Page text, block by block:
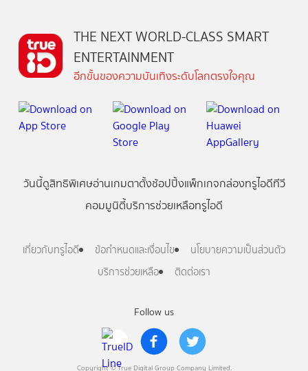
Follow us
Copyright © True Digital Group Company Limited.
THE NEXT WORLD-CLASS SMART
ENTERTAINMENT
อีกขั้นของความบันเทิงระดับโลกตรงใจคุณ
วันนี้ดูสิทธิพิเศษอ่านเกมตาตั้งช้อปปิ้งแพ็กเกจกล่องทรูไอดีทีวี
คอมมูนิตี้บริการช่วยเหลือทรูไอดี
เกี่ยวกับทรูไอดี ข้อกำหนดและเงื่อนไข
นโยบายความเป็นส่วนตัว
บริการช่วยเหลือ
ติดต่อเรา